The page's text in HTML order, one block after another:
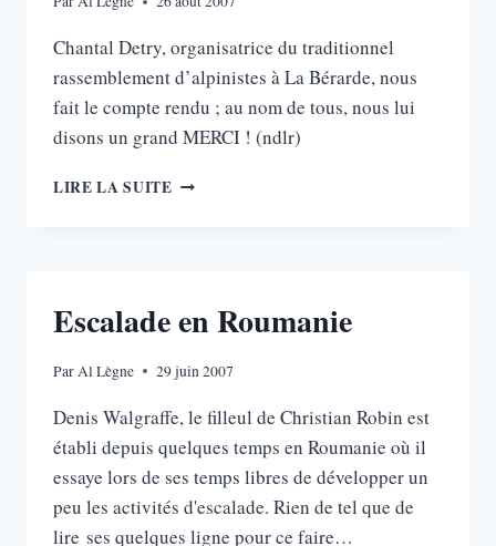
Chantal Detry, organisatrice du traditionnel
rassemblement d’alpinistes à La Bérarde, nous
fait le compte rendu ; au nom de tous, nous lui
disons un grand MERCI ! (ndlr)
LIRE LA SUITE OISANS
Escalade en Roumanie
ParAl Lègne 29 juin 2007
Denis Walgraffe, le filleul de Christian Robin est
établi depuis quelques temps en Roumanie où il
essaye lors de ses temps libres de développer un
peu les activités d'escalade. Rien de tel que de
lire ses quelques ligne pour ce faire…